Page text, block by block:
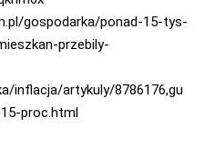
gospodarka/ponad-15-tys-
przebily-
inflacja/artykuly/8786176,gu
proc.html